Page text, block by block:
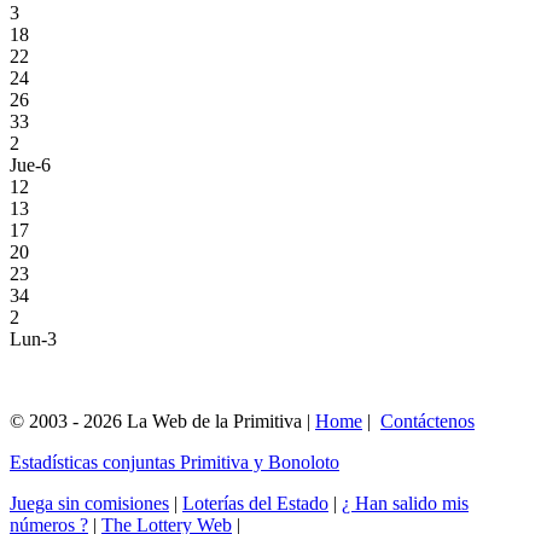
3
18
22
24
26
33
2
Jue-6
12
13
17
20
23
34
2
Lun-3
© 2003 - 2026 La Web de la Primitiva | Home | Contáctenos
Estadísticas conjuntas Primitiva y Bonoloto
Juega sin comisiones | Loterías del Estado | ¿ Han salido mis
números ? | The Lottery Web |